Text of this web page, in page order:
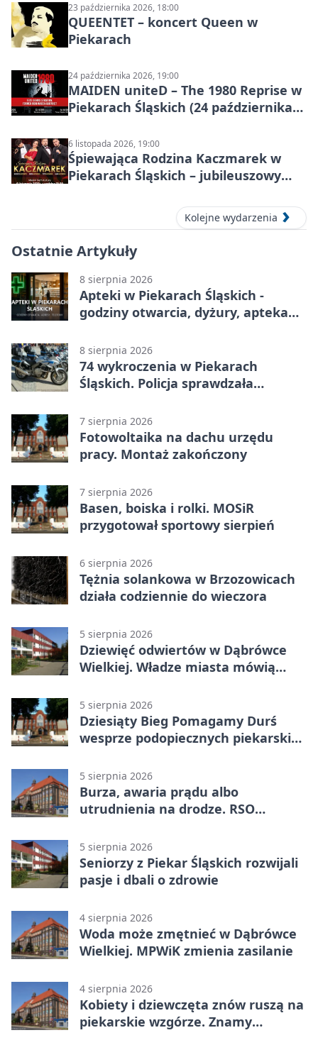
23 października 2026, 18:00
QUEENTET – koncert Queen w
Piekarach
24 października 2026, 19:00
MAIDEN uniteD – The 1980 Reprise w
Piekarach Śląskich (24 października
6 listopada 2026, 19:00
Śpiewająca Rodzina Kaczmarek w
Piekarach Śląskich – jubileuszowy
Kolejne wydarzenia
Ostatnie Artykuły
8 sierpnia 2026
Apteki w Piekarach Śląskich -
godziny otwarcia, dyżury, apteka
8 sierpnia 2026
74 wykroczenia w Piekarach
Śląskich. Policja sprawdzała
7 sierpnia 2026
Fotowoltaika na dachu urzędu
pracy. Montaż zakończony
7 sierpnia 2026
Basen, boiska i rolki. MOSiR
przygotował sportowy sierpień
6 sierpnia 2026
Tężnia solankowa w Brzozowicach
działa codziennie do wieczora
5 sierpnia 2026
Dziewięć odwiertów w Dąbrówce
Wielkiej. Władze miasta mówią
5 sierpnia 2026
Dziesiąty Bieg Pomagamy Durś
wesprze podopiecznych piekarskich
5 sierpnia 2026
Burza, awaria prądu albo
utrudnienia na drodze. RSO
5 sierpnia 2026
Seniorzy z Piekar Śląskich rozwijali
pasje i dbali o zdrowie
4 sierpnia 2026
Woda może zmętnieć w Dąbrówce
Wielkiej. MPWiK zmienia zasilanie
4 sierpnia 2026
Kobiety i dziewczęta znów ruszą na
piekarskie wzgórze. Znamy